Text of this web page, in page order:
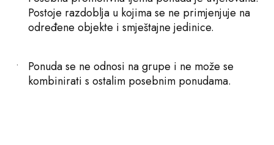
Postoje razdoblja u kojima se ne primjenjuje na
određene objekte i smještajne jedinice.
Ponuda se ne odnosi na grupe i ne može se
kombinirati s ostalim posebnim ponudama.